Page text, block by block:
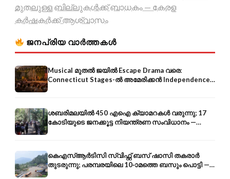
മുതലുള്ള ബില്ലുകൾക്ക് ബാധകം — കേരള
കർഷകർക്ക് ആശ്വാസം
ജനപ്രിയ വാർത്തകൾ
Musical മുതൽ ജയിൽ Escape Drama വരെ:
Connecticut Stages-ൽ അമേരിക്കൻ Independence-
ന്റെ 250-ആം വാർഷികം
ശബരിമലയിൽ 450 എഐ ക്യാമറകൾ വരുന്നു; 17
കോടിയുടെ ജനക്കൂട്ട നിയന്ത്രണ സംവിധാനം —
എരുമേലി മുതൽ പമ്പ വരെ
കെഎസ്ആർടിസി സ്വിഫ്റ്റ് ബസ് ഷാസി തകരാർ
തുടരുന്നു; പരമ്പരയിലെ 10-ാമത്തെ ബസും പൊട്ടി —
സുരക്ഷാ ആശങ്ക